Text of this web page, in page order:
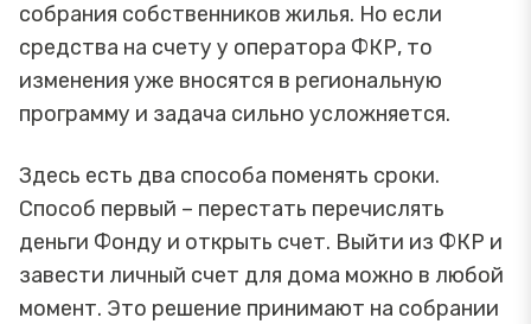
собрания собственников жилья. Но если
средства на счету у оператора ФКР, то
изменения уже вносятся в региональную
программу и задача сильно усложняется.
Здесь есть два способа поменять сроки.
Способ первый – перестать перечислять
деньги Фонду и открыть счет. Выйти из ФКР и
завести личный счет для дома можно в любой
момент. Это решение принимают на собрании